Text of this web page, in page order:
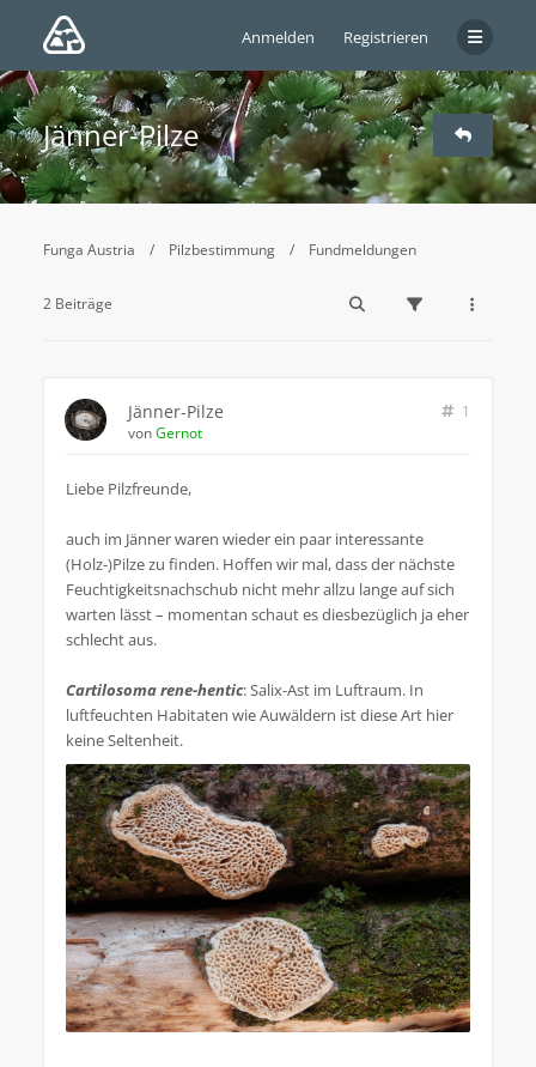
Anmelden Registrieren
Jänner-Pilze
Funga Austria Pilzbestimmung Fundmeldungen
2 Beiträge
Jänner-Pilze
1
vonGernot
Liebe Pilzfreunde,
auch im Jänner waren wieder ein paar interessante
(Holz-)Pilze zu finden. Hoffen wir mal, dass der nächste
Feuchtigkeitsnachschub nicht mehr allzu lange auf sich
warten lässt – momentan schaut es diesbezüglich ja eher
schlecht aus.
Cartilosoma rene-hentic: Salix-Ast im Luftraum. In
luftfeuchten Habitaten wie Auwäldern ist diese Art hier
keine Seltenheit.